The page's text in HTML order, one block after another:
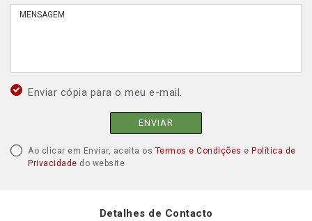
Enviar cópia para o meu e-mail.
ENVIAR
Ao clicar em Enviar, aceita os Termos e Condições e Política de
Privacidade do website
Detalhes de Contacto